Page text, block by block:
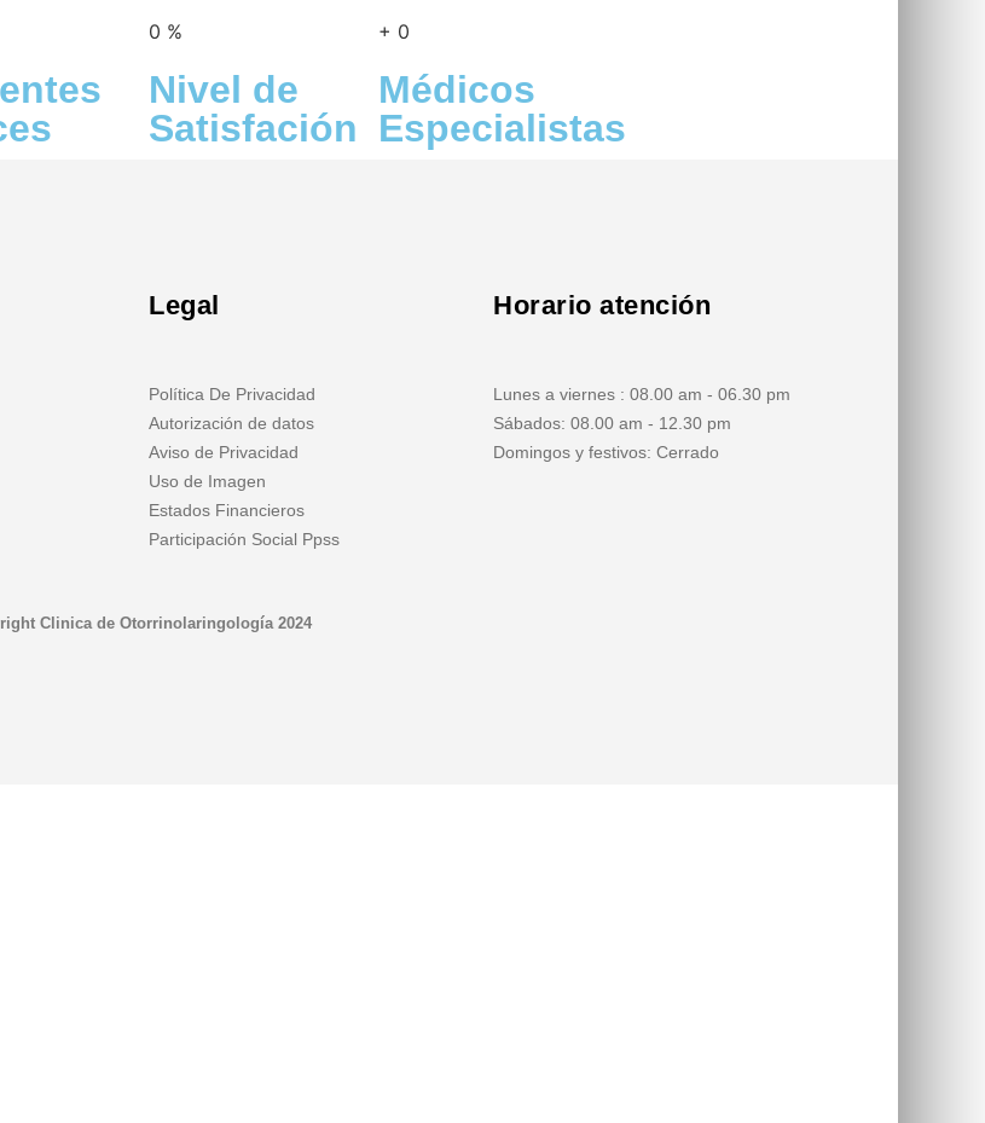
0 %
Nivel de
Satisfación
+ 0
Médicos
Especialistas
Legal
Política De Privacidad
Autorización de datos
Aviso de Privacidad
Uso de Imagen
Estados Financieros
Participación Social Ppss
Horario atención
Lunes a viernes : 08.00 am - 06.30 pm
Sábados: 08.00 am - 12.30 pm
Domingos y festivos: Cerrado
Clinica de Otorrinolaringología 2024